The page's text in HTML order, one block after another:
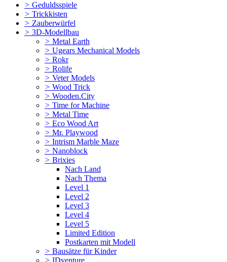
> Geduldsspiele
> Trickkisten
> Zauberwürfel
> 3D-Modellbau
> Metal Earth
> Ugears Mechanical Models
> Rokr
> Rolife
> Veter Models
> Wood Trick
> Wooden.City
> Time for Machine
> Metal Time
> Eco Wood Art
> Mr. Playwood
> Intrism Marble Maze
> Nanoblock
> Brixies
Nach Land
Nach Thema
Level 1
Level 2
Level 3
Level 4
Level 5
Limited Edition
Postkarten mit Modell
> Bausätze für Kinder
> IDventure